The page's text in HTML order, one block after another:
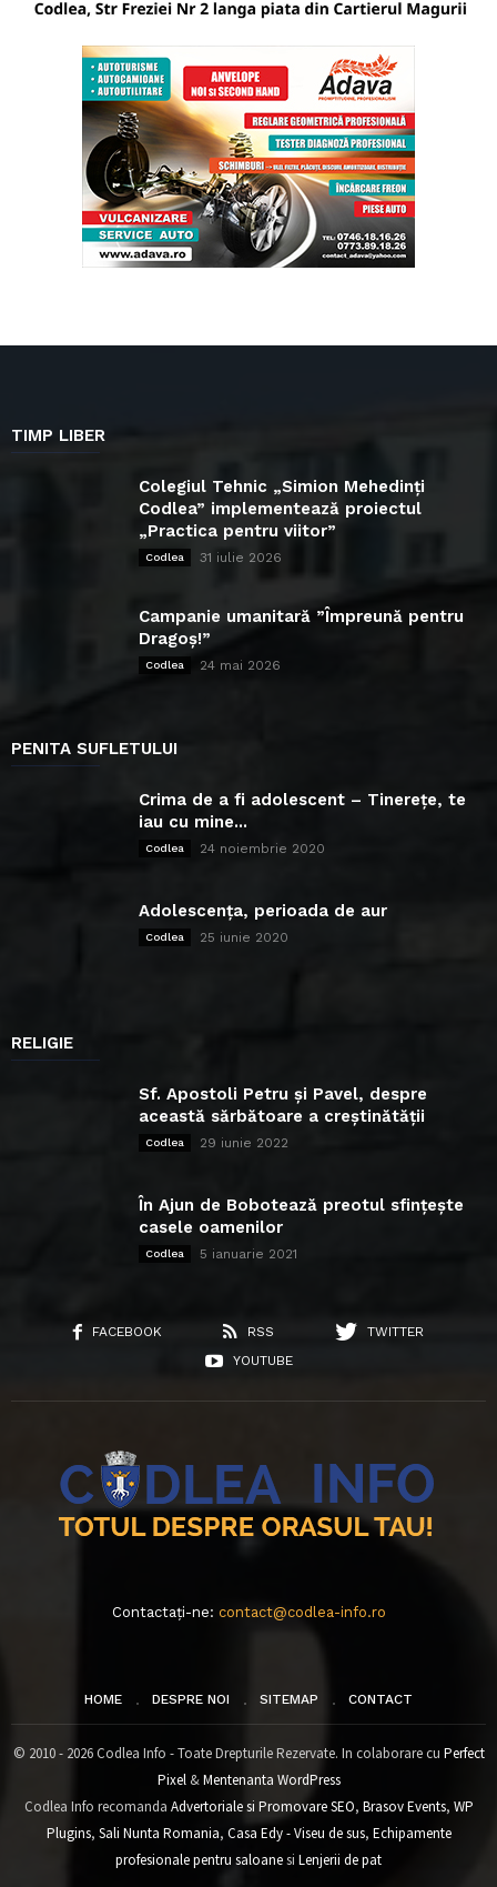
TIMP LIBER
Colegiul Tehnic „Simion Mehedinți
Codlea” implementează proiectul
„Practica pentru viitor”
Codlea 31 iulie 2026
Campanie umanitară ”Împreună pentru
Dragoș!”
Codlea 24 mai 2026
PENITA SUFLETULUI
Crima de a fi adolescent – Tinerețe, te
iau cu mine...
Codlea 24 noiembrie 2020
Adolescența, perioada de aur
Codlea 25 iunie 2020
RELIGIE
Sf. Apostoli Petru și Pavel, despre
această sărbătoare a creștinătății
Codlea 29 iunie 2022
În Ajun de Bobotează preotul sfințește
casele oamenilor
Codlea 5 ianuarie 2021
FACEBOOK RSS
TWITTER
YOUTUBE
Contactați-ne: contact@codlea-info.ro
HOME DESPRE NOI SITEMAP CONTACT
© 2010 - 2026 Codlea Info - Toate Drepturile Rezervate. In colaborare cu Perfect
Pixel&Mentenanta WordPress
Codlea Info recomanda Advertoriale si Promovare SEO, Brasov Events, WP
Plugins, Sali Nunta Romania, Casa Edy - Viseu de sus, Echipamente
profesionale pentru saloanesi Lenjerii de pat